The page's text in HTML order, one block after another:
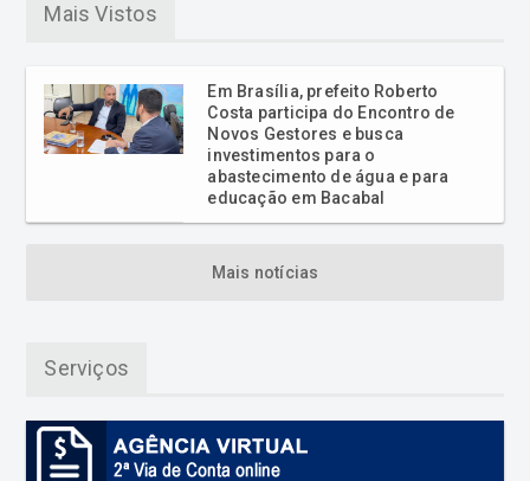
Mais Vistos
Em Brasília, prefeito Roberto
Costa participa do Encontro de
Novos Gestores e busca
investimentos para o
abastecimento de água e para
educação em Bacabal
Mais notícias
Serviços